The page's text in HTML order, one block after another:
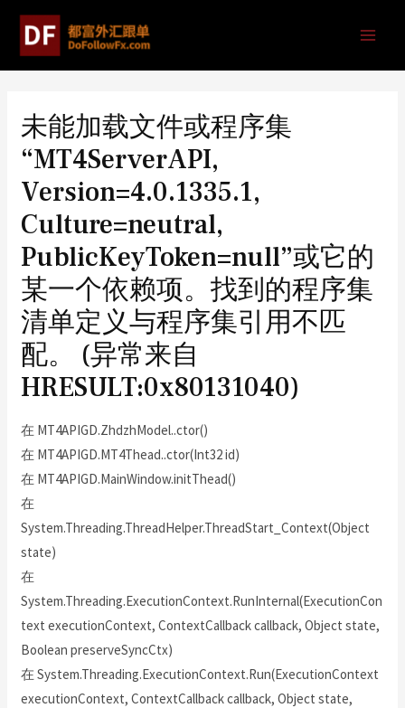
未能加载文件或程序集
“MT4ServerAPI,
Version=4.0.1335.1,
Culture=neutral,
PublicKeyToken=null”或它的
某一个依赖项。找到的程序集
清单定义与程序集引用不匹
配。 (异常来自
HRESULT:0x80131040)
在 MT4APIGD.ZhdzhModel..ctor()
在 MT4APIGD.MT4Thead..ctor(Int32 id)
在 MT4APIGD.MainWindow.initThead()
在
System.Threading.ThreadHelper.ThreadStart_Context(Object
state)
在
System.Threading.ExecutionContext.RunInternal(ExecutionCon
text executionContext, ContextCallback callback, Object state,
Boolean preserveSyncCtx)
在 System.Threading.ExecutionContext.Run(ExecutionContext
executionContext, ContextCallback callback, Object state,